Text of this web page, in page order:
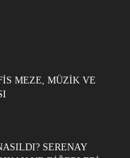
MEZE, MÜZIK VE
SERENAY